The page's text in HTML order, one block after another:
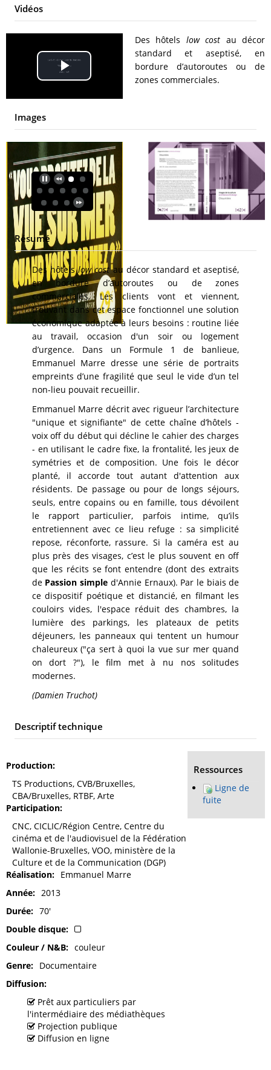
Vidéos
Play
Video
Des hôtels low cost au décor
standard et aseptisé, en
bordure d’autoroutes ou de
zones commerciales.
Images
Résumé
Des hôtelslow costau décor standard et aseptisé,
en bordure d’autoroutes ou de zones
commerciales. Les clients vont et viennent,
trouvant dans cet espace fonctionnel une solution
économique adaptée à leurs besoins : routine liée
au travail, occasion d'un soir ou logement
d’urgence. Dans un Formule 1 de banlieue,
Emmanuel Marre dresse une série de portraits
empreints d’une fragilité que seul le vide d’un tel
non-lieu pouvait recueillir.
Emmanuel Marre décrit avec rigueur l’architecture
"unique et signifiante" de cette chaîne d’hôtels -
voix off du début qui décline le cahier des charges
- en utilisant le cadre fixe, la frontalité, les jeux de
symétries et de composition. Une fois le décor
planté, il accorde tout autant d'attention aux
résidents. De passage ou pour de longs séjours,
seuls, entre copains ou en famille, tous dévoilent
le rapport particulier, parfois intime, qu’ils
entretiennent avec ce lieu refuge : sa simplicité
repose, réconforte, rassure. Si la caméra est au
plus près des visages, c’est le plus souvent en off
que les récits se font entendre (dont des extraits
de Passion simple d'Annie Ernaux). Par le biais de
ce dispositif poétique et distancié, en filmant les
couloirs vides, l'espace réduit des chambres, la
lumière des parkings, les plateaux de petits
déjeuners, les panneaux qui tentent un humour
chaleureux ("ça sert à quoi la vue sur mer quand
on dort ?"), le film met à nu nos solitudes
modernes.
(Damien Truchot)
Descriptif technique
Production
TS Productions, CVB/Bruxelles,
CBA/Bruxelles, RTBF, Arte
Participation
CNC, CICLIC/Région Centre, Centre du
cinéma et de l'audiovisuel de la Fédération
Wallonie-Bruxelles, VOO, ministère de la
Culture et de la Communication (DGP)
Réalisation
Emmanuel Marre
Année
2013
Durée
70'
Double disque
Couleur / N&B
couleur
Genre
Documentaire
Diffusion
Prêt aux particuliers par
l'intermédiaire des médiathèques
Projection publique
Diffusion en ligne
Ressources
Ligne de
fuite